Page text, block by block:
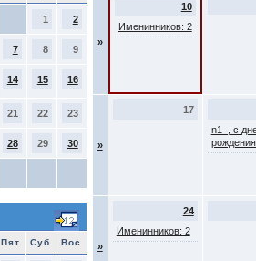
1 2
7 8 9
14 15 16
21 22 23
28 29 30
Пят Суб Вос
»
10
Именинников: 2
»
17
n1_, с
»
24
Именинников: 2